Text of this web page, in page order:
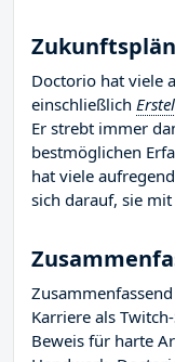
Doctorio hat viele
einschließlich
Er strebt immer
bestmöglichen
hat viele
sich darauf, sie
Karriere als
Beweis für harte